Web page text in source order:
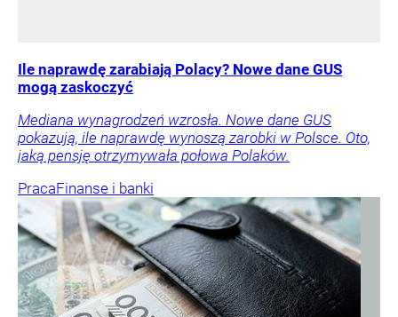
Ile naprawdę zarabiają Polacy? Nowe dane GUS
mogą zaskoczyć
Mediana wynagrodzeń wzrosła. Nowe dane GUS
pokazują, ile naprawdę wynoszą zarobki w Polsce. Oto,
jaką pensję otrzymywała połowa Polaków.
PracaFinanse i banki